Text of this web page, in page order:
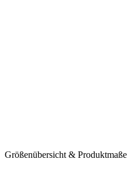
Größenübersicht & Produktmaße